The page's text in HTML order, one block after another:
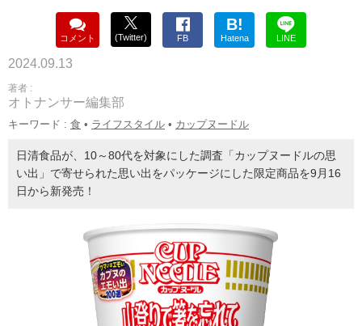
コメント (Twitter) FB
B!
Hatena LINE
2024.09.13
著者 :
オトナンサー編集部
キーワード : 食 • ライフスタイル • カップヌードル
日清食品が、10～80代を対象にした調査「カップヌードルの思
い出」で寄せられた思い出をパッケージにした限定商品を9月16
日から新発売！